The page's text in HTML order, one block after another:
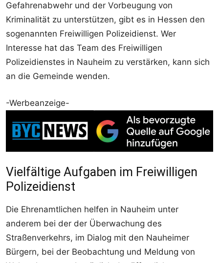
Gefahrenabwehr und der Vorbeugung von
Kriminalität zu unterstützen, gibt es in Hessen den
sogenannten Freiwilligen Polizeidienst. Wer
Interesse hat das Team des Freiwilligen
Polizeidienstes in Nauheim zu verstärken, kann sich
an die Gemeinde wenden.
-Werbeanzeige-
Vielfältige Aufgaben im Freiwilligen
Polizeidienst
Die Ehrenamtlichen helfen in Nauheim unter
anderem bei der der Überwachung des
Straßenverkehrs, im Dialog mit den Nauheimer
Bürgern, bei der Beobachtung und Meldung von